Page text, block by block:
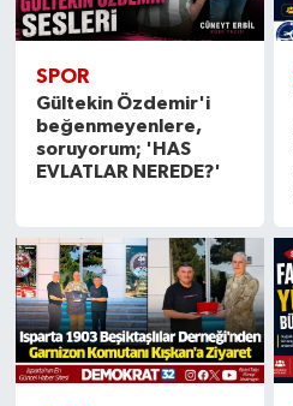
SPOR
Gültekin Özdemir'i
beğenmeyenlere,
soruyorum; 'HAS
EVLATLAR NEREDE?'